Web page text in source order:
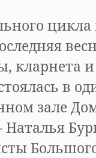
кларнета
в
зале